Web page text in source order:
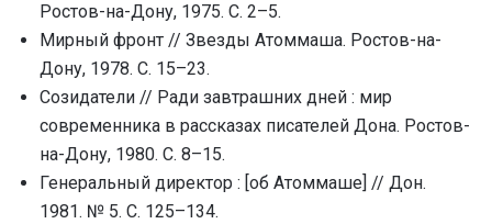
Ростов-на-Дону, 1975. С. 2–5.
Мирный фронт // Звезды Атоммаша. Ростов-на-
Дону, 1978. С. 15–23.
Созидатели // Ради завтрашних дней : мир
современника в рассказах писателей Дона. Ростов-
на-Дону, 1980. С. 8–15.
Генеральный директор : [об Атоммаше] // Дон.
1981. № 5. С. 125–134.